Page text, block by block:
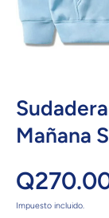
Mañana
Impuesto incluido.